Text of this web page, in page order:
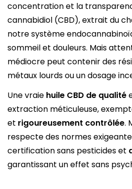
concentration et la
cannabidiol (CBD), extrait du
notre système
sommeil et douleurs. Mais
médiocre peut contenir des
métaux lourds ou un dosage
Une vraie huile CBD de qualité
extraction méticuleuse,
et rigoureusement contrôlée.
respecte des normes
certification sans pesticides et
garantissant un effet sans